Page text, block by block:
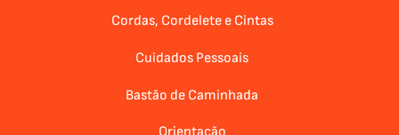
Cordas, Cordelete e Cintas
Cuidados Pessoais
Bastão de Caminhada